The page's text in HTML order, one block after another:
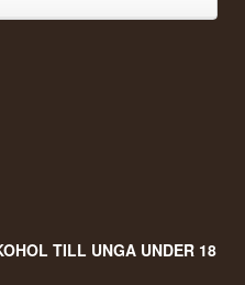
TILL UNGA UNDER 18